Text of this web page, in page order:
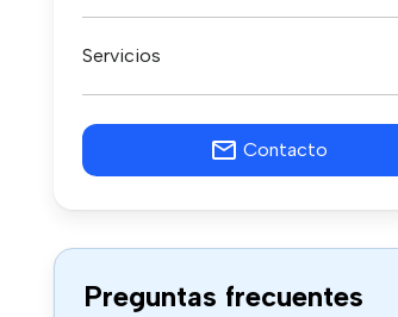
Servicios
Contacto
Preguntas frecuentes